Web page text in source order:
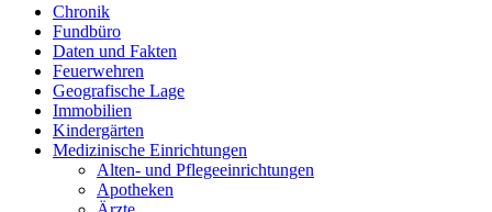
Chronik
Fundbüro
Daten und Fakten
Feuerwehren
Geografische Lage
Immobilien
Kindergärten
Medizinische Einrichtungen
Alten- und Pflegeeinrichtungen
Apotheken